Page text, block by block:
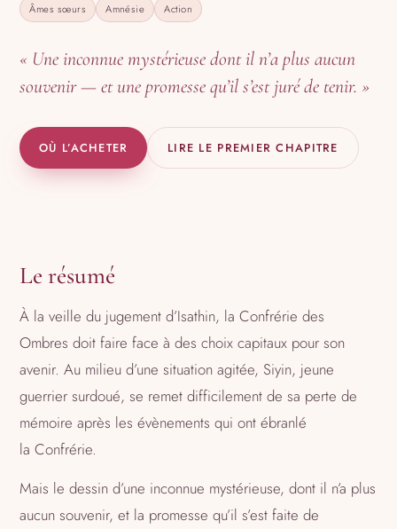
Âmes sœurs Amnésie Action
« Une inconnue mystérieuse dont il n’a plus aucun
souvenir — et une promesse qu’il s’est juré de tenir. »
OÙ L’ACHETER LIRE LE PREMIER CHAPITRE
Le résumé
À la veille du jugement d’Isathin, la Confrérie des
Ombres doit faire face à des choix capitaux pour son
avenir. Au milieu d’une situation agitée, Siyin, jeune
guerrier surdoué, se remet difficilement de sa perte de
mémoire après les évènements qui ont ébranlé
la Confrérie.
Mais le dessin d’une inconnue mystérieuse, dont il n’a plus
aucun souvenir, et la promesse qu’il s’est faite de